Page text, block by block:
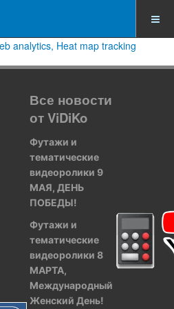
Все новости
от ViDiKo
Футажи и
тематические
видеоролики 9
МАЯ, ДЕНЬ
ПОБЕДЫ!
Футажи и
тематические
видеоролики 8
МАРТА,
Международный
Женский День!